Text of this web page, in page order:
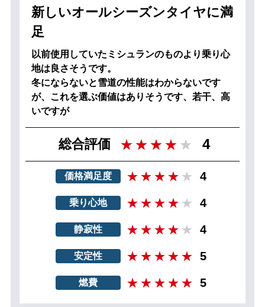
新しいオールシーズンタイヤに満
足
以前使用していたミシュランのものより乗り心
地は良さそうです。
冬にならないと雪道の性能はわからないです
が、これを選ぶ価値はありそうです、若干、高
いですが
総合評価 4
価格満足度 4
乗り心地 4
静寂性 4
安定性 5
燃費 5